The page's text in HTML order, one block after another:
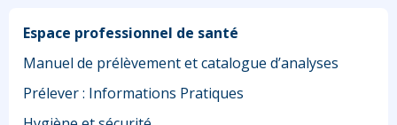
Espace professionnel de santé
Manuel de prélèvement et catalogue d’analyses
Prélever : Informations Pratiques